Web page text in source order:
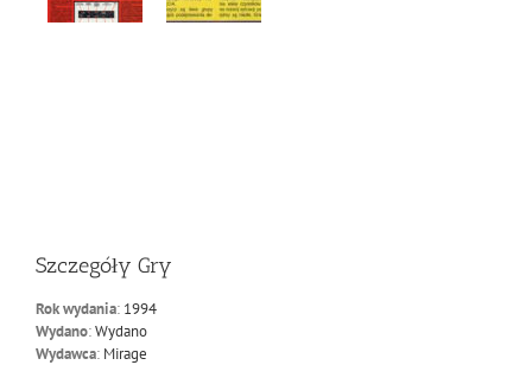
Szczegóły Gry
Rok wydania: 1994
Wydano:Wydano
Wydawca: Mirage